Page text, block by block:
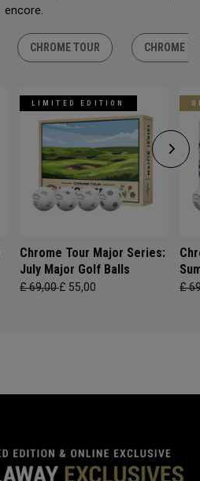
encore.
CHROME TOUR CHROME
LIMITED EDITION
Chrome Tour Major Series:
July Major Golf Balls
£ 69,00£ 55,00 £